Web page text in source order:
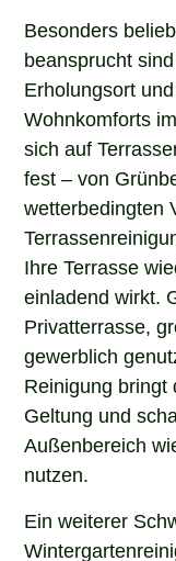
Besonders
beansprucht
Erholungsort
Wohnkomforts
sich auf
fest – von
wetterbedingten
Ihre Terrasse
einladend wirkt.
Privatterrasse,
gewerblich
Reinigung bringt
Geltung und
Außenbereich
nutzen.
Ein weiterer